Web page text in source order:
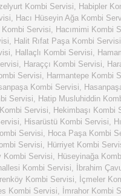
Kombi Servisi, Habipler
, Hacı Hüseyin Ağa Kombi
Kombi Servisi, Hacımimi Kombi
, Halit Rıfat Paşa Kombi Servisi
, Hallaçlı Kombi Servisi,
, Haraççı Kombi Servisi,
Servisi, Harmantepe Kombi
Kombi Servisi,
Servisi, Hatip Musluhiddin
Servisi, Hekimbaşı Kombi
, Hisarüstü Kombi Servisi,
Servisi, Hoca Paşa Kombi
Servisi, Hürriyet Kombi
Kombi Servisi, Hüseyinağa
Kombi Servisi, İbrahim
Kombi Servisi, İçmeler
Kombi Servisi, İmrahor Kombi